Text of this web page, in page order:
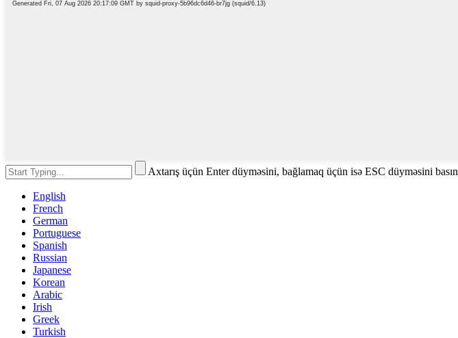
Axtarış üçün Enter düyməsini, bağlamaq üçün isə ESC düyməsini basın
English
French
German
Portuguese
Spanish
Russian
Japanese
Korean
Arabic
Irish
Greek
Turkish